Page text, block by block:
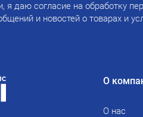
я даю согласие на обработку
и новостей о товарах и
О
О нас